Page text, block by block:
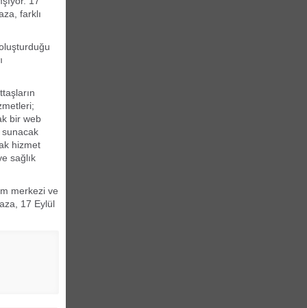
farklı
bir web
sunacak
hizmet
sağlık
merkezi ve
17 Eylül